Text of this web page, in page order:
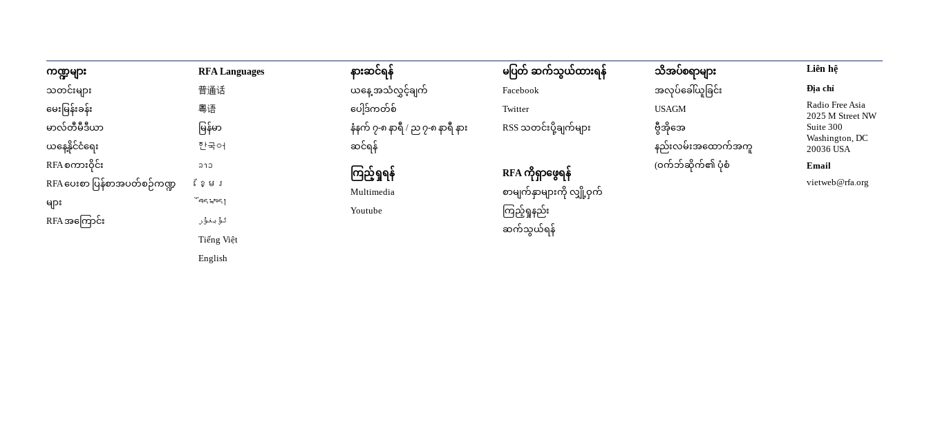
ကဏ္ဍများ
သတင်းများ
မေးမြန်းခန်း
မာလ်တီမီဒီယာ
ယနေ့နိုင်ငံရေး
RFA စကားဝိုင်း
RFA ပေးစာ ပြန်စာအပတ်စဉ်ကဏ္ဍ
များ
RFA အကြောင်း
RFA Languages
普通话
粤语
မြန်မာ
한국어
ລາວ
ខ្មែរ
བོད་སྐད།
ئۇيغۇر
Tiếng Việt
English
နားဆင်ရန်
ယနေ့ အသံလွှင့်ချက်
ပေါ့ဒ်ကတ်စ်
နံနက် ၇-၈ နာရီ / ည ၇-၈ နာရီ နား
ဆင်ရန်
ကြည့်ရှုရန်
Multimedia
Youtube
မပြတ် ဆက်သွယ်ထားရန်
Facebook
Twitter
RSS သတင်းပို့ချက်များ
RFA ကိုရှာဖွေရန်
စာမျက်နှာများကို လျှို့ဝှက်
ကြည့်ရှုနည်း
ဆက်သွယ်ရန်
သိအပ်စရာများ
အလုပ်ခေါ်ယူခြင်း
USAGM
ဗွီအိုအေ
နည်းလမ်းအထောက်အကူ
(ဝက်ဘ်ဆိုက်၏ ပုံစံ
Liên hệ
Địa chỉ
Radio Free Asia
2025 M Street NW
Suite 300
Washington, DC
20036 USA
Email
vietweb@rfa.org